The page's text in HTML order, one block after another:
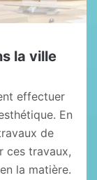
la ville
effectuer
En
de
ces travaux,
la matière.